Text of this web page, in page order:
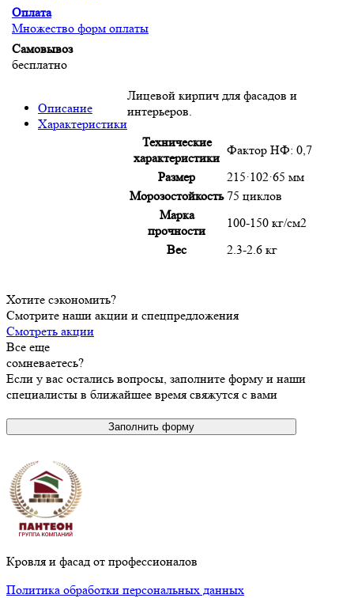
Оплата
Множество форм оплаты
Самовывоз
бесплатно
Описание
Характеристики
Лицевой кирпич для фасадов и
интерьеров.
Технические
характеристики
Фактор НФ: 0,7
Размер
215·102·65 мм
Морозостойкость 75 циклов
Марка
прочности
100-150 кг/см2
Вес
2.3-2.6 кг
Хотите сэкономить?
Смотрите наши акции и спецпредложения
Смотреть акции
Все еще
сомневаетесь?
Если у вас остались вопросы, заполните форму и наши
специалисты в ближайшее время свяжутся с вами
Заполнить форму
Кровля и фасад от профессионалов
Политика обработки персональных данных